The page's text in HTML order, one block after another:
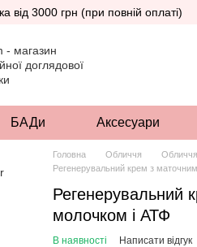
від 3000 грн (при повній оплаті)
БАДи Аксесуари
Головна Обличчя
Регенерувальний крем з
Регенерувальний
молочком і АТФ
В наявності Написати відгук